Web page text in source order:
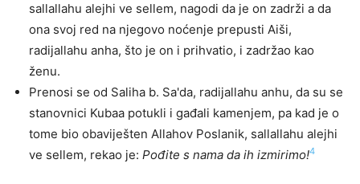
sallallahu alejhi ve sellem, nagodi da je on zadrži a da
ona svoj red na njegovo noćenje prepusti Aiši,
radijallahu anha, što je on i prihvatio, i zadržao kao
ženu.
Prenosi se od Saliha b. Sa'da, radijallahu anhu, da su se
stanovnici Kubaa potukli i gađali kamenjem, pa kad je o
tome bio obaviješten Allahov Poslanik, sallallahu alejhi
ve sellem, rekao je: Pođite s nama da ih izmirimo!4